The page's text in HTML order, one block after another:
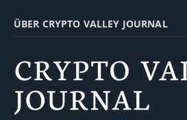
ÜBER CRYPTO VALLEY JOURNAL